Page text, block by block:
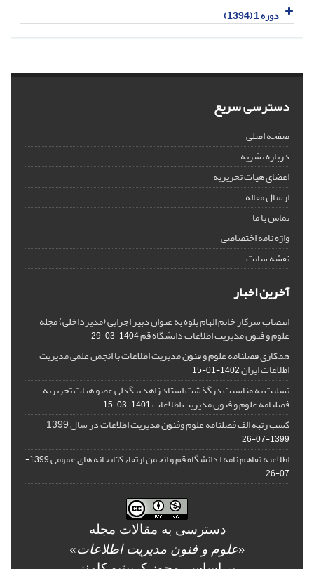
دوره 1 (1394)
دسترسی سریع
صفحه اصلی
درباره نشریه
اعضای هیات تحریریه
ارسال مقاله
تماس با ما
واژه نامه اختصاصی
نقشه سایت
آخرین اخبار
انتصاب سرکار خانم الهام یلوه به عنوان دبیر اجرایی (مدیرداخلی) مجله
علوم و فنون مدیریت اطلاعات دانشگاه قم1404-03-29
همکاری فصلنامه علوم و فنون مدیریت اطلاعات با انجمن علمی مدیریت
اطلاعات ایران1402-01-15
تسلیت به مناسبت درگذشت استاد زاهد بیگدلی عضو هیات تحریریه
فصلنامه علوم و فنون مدیریت اطلاعات1401-03-15
کسب رتبه الف فصلنامه علوم وفنون مدیریت اطلاعات در سال 1399
1399-07-26
اطلاعیه تفاهم نامه ا دانشگاه قم و انجمن ارتقاء کتابخانه های عمومی
1399-
07-26
دسترسی به مقالات مجله
«علوم و فنون مدیریت اطلاعات»